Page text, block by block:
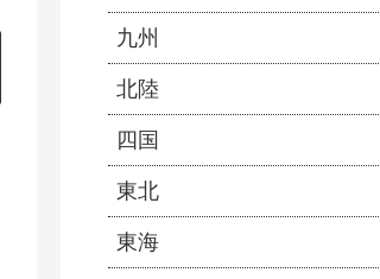
九州
北陸
四国
東北
東海